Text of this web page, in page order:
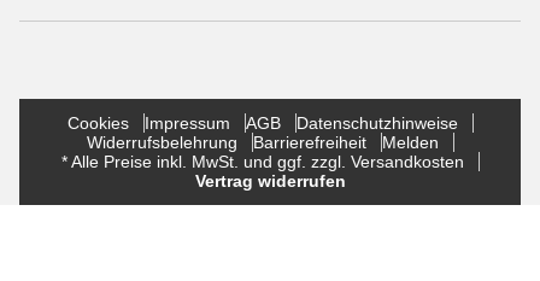
Cookies Impressum AGB
Datenschutzhinweise
Widerrufsbelehrung
Barrierefreiheit
Melden
* Alle Preise inkl. MwSt. und ggf. zzgl. Versandkosten
Vertrag widerrufen